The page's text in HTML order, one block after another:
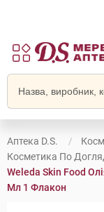
Аптека D.S.
Косметика По
Weleda Skin Food
Мл 1 Флакон